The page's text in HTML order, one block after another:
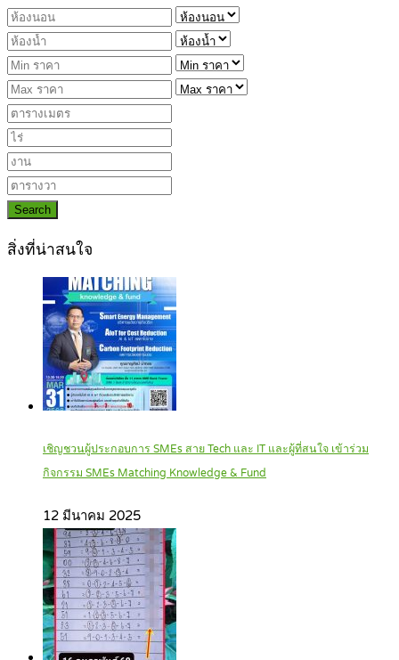
Search
สิ่งที่น่าสนใจ
เชิญชวนผู้ประกอบการ SMEs สาย Tech และ IT และผู้ที่สนใจ เข้าร่วม
กิจกรรม SMEs Matching Knowledge & Fund
12 มีนาคม 2025